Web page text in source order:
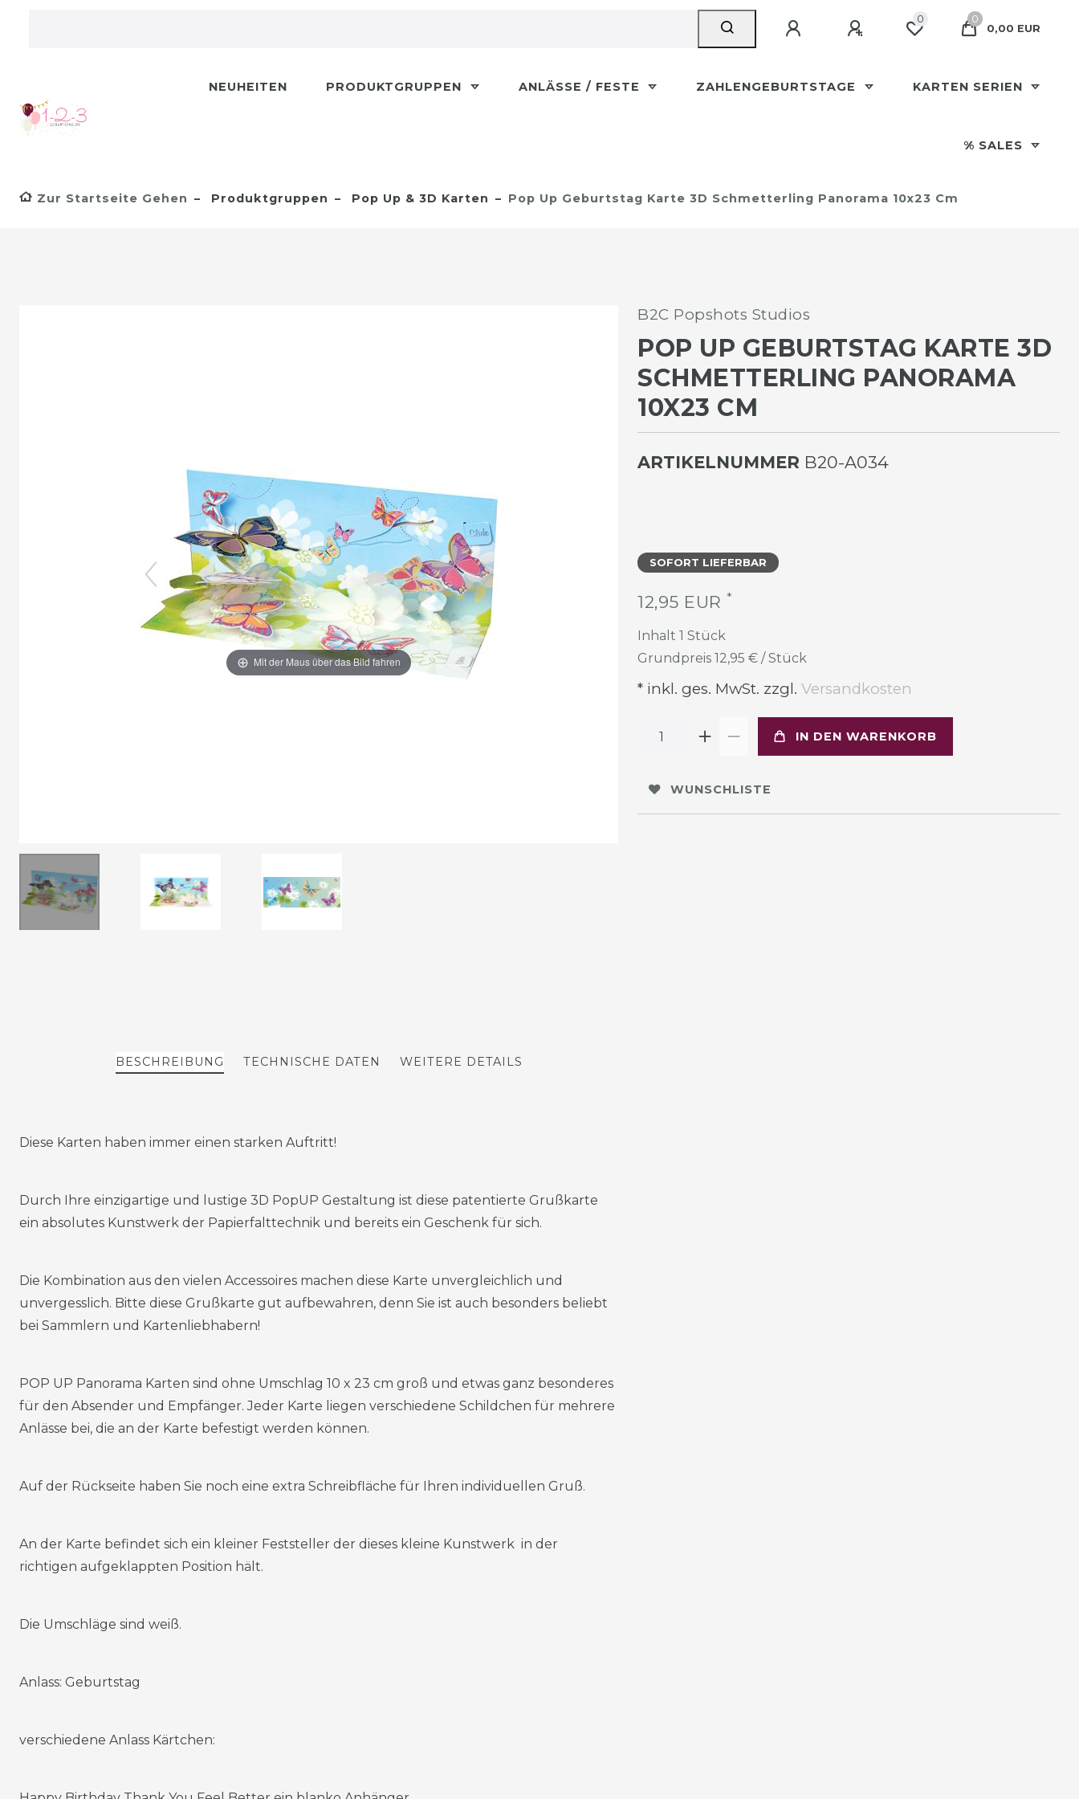
0
0
0,00 EUR
NEUHEITEN PRODUKTGRUPPEN ANLÄSSE / FESTE ZAHLENGEBURTSTAGE KARTEN SERIEN
% SALES
Zur Startseite Gehen Produktgruppen Pop Up & 3D Karten Pop Up Geburtstag Karte 3D Schmetterling Panorama 10x23 Cm
Mit der Maus über das Bild fahren
B2C Popshots Studios
POP UP GEBURTSTAG KARTE 3D
SCHMETTERLING PANORAMA
10X23 CM
ARTIKELNUMMER B20-A034
SOFORT LIEFERBAR
12,95 EUR *
Inhalt 1 Stück
Grundpreis 12,95 € / Stück
* inkl. ges. MwSt. zzgl. Versandkosten
IN DEN WARENKORB
WUNSCHLISTE
BESCHREIBUNG TECHNISCHE DATEN WEITERE DETAILS
Diese Karten haben immer einen starken Auftritt!
Durch Ihre einzigartige und lustige 3D PopUP Gestaltung ist diese patentierte Grußkarte
ein absolutes Kunstwerk der Papierfalttechnik und bereits ein Geschenk für sich.
Die Kombination aus den vielen Accessoires machen diese Karte unvergleichlich und
unvergesslich. Bitte diese Grußkarte gut aufbewahren, denn Sie ist auch besonders beliebt
bei Sammlern und Kartenliebhabern!
POP UP Panorama Karten sind ohne Umschlag 10 x 23 cm groß und etwas ganz besonderes
für den Absender und Empfänger. Jeder Karte liegen verschiedene Schildchen für mehrere
Anlässe bei, die an der Karte befestigt werden können.
Auf der Rückseite haben Sie noch eine extra Schreibfläche für Ihren individuellen Gruß.
An der Karte befindet sich ein kleiner Feststeller der dieses kleine Kunstwerk in der
richtigen aufgeklappten Position hält.
Die Umschläge sind weiß.
Anlass: Geburtstag
verschiedene Anlass Kärtchen: